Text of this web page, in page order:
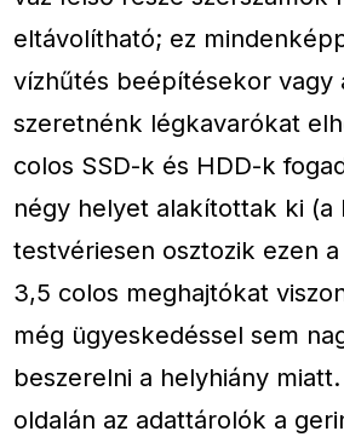
eltávolítható; ez
vízhűtés beépítésekor vagy
szeretnénk légkavarókat
colos SSD-k és HDD-k
négy helyet alakítottak ki (a
testvériesen osztozik ezen
3,5 colos meghajtókat
még ügyeskedéssel sem
beszerelni a helyhiány
oldalán az adattárolók a